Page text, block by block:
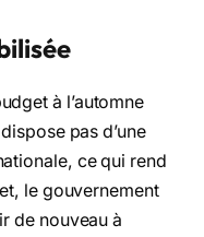
à l’automne
pas d’une
ce qui rend
le gouvernement
de nouveau à